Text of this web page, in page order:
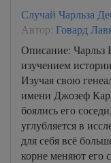
Случай Чарльза
Автор: Говард
Описание: Чарльз
изучением
Изучая свою
имени Джозеф
боялись его
углубляется в
для себя всё
корне меняют его